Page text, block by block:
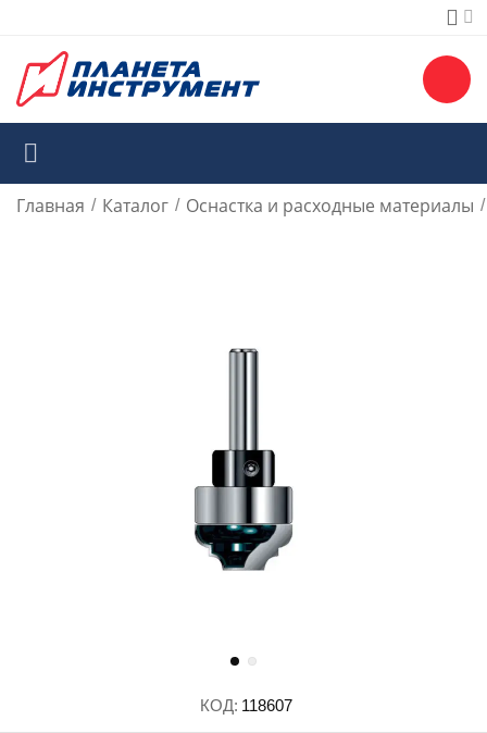
Главная / Каталог / Оснастка и расходные материалы /
КОД: 118607